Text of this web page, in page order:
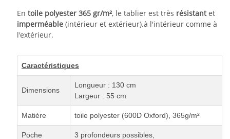
En toile polyester 365 gr/m², le tablier est très résistantet
imperméable (intérieur et extérieur).à l'intérieur comme à
l'extérieur.
Caractéristiques
Dimensions
Longueur : 130 cm
Largeur : 55 cm
Matière toile polyester (600D Oxford), 365g/m²
Poche 3 profondeurs possibles,